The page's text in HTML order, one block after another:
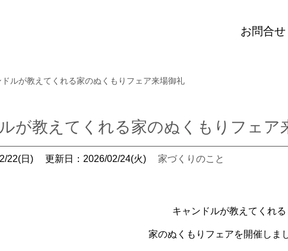
お問合せ
ドルが教えてくれる家のぬくもりフェア来場御礼
が教えてくれる家のぬくもりフェア
22(日) 更新日：2026/02/24(火) 家づくりのこと
キャンドルが教えてくれる
家のぬくもりフェアを開催しま